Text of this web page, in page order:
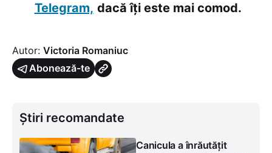
Telegram, dacă îți este mai comod.
Autor: Victoria Romaniuc
Abonează-te
Știri recomandate
Canicula a înrăutățit